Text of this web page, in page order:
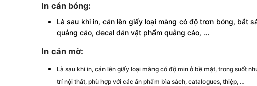
In cán bóng:
Là sau khi in, cán lên giấy loại màng có độ trơn bóng, bắt
quảng cáo, decal dán vật phẩm quảng cáo, …
In cán mờ:
Là sau khi in, cán lên giấy loại màng có độ mịn ở bề mặt, trong suốt
trí nội thất, phù hợp với các ấn phẩm bìa sách, catalogues, thiệp, …